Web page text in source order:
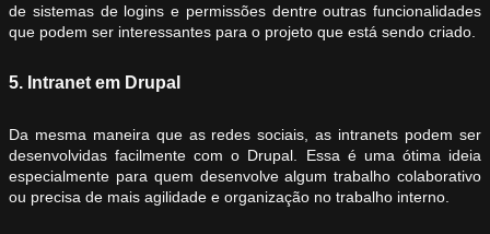
de sistemas de logins e permissões dentre outras funcionalidades
que podem ser interessantes para o projeto que está sendo criado.
5. Intranet em Drupal
Da mesma maneira que as redes sociais, as intranets podem ser
desenvolvidas facilmente com o Drupal. Essa é uma ótima ideia
especialmente para quem desenvolve algum trabalho colaborativo
ou precisa de mais agilidade e organização no trabalho interno.